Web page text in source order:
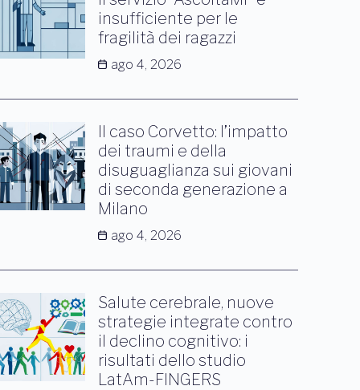
insufficiente per le
fragilità dei ragazzi
ago 4, 2026
Il caso Corvetto: l’impatto
dei traumi e della
disuguaglianza sui giovani
di seconda generazione a
Milano
ago 4, 2026
Salute cerebrale, nuove
strategie integrate contro
il declino cognitivo: i
risultati dello studio
LatAm-FINGERS